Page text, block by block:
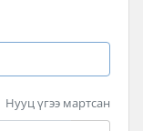
Нууц үгээ мартсан